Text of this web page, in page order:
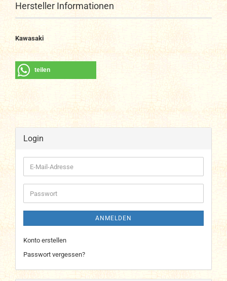
Hersteller Informationen
Kawasaki
teilen
Login
E-
Mail-
Adresse
Passwort
ANMELDEN
Konto erstellen
Passwort vergessen?